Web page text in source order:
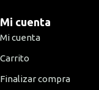
Mi cuenta
Mi cuenta
Carrito
Finalizar compra